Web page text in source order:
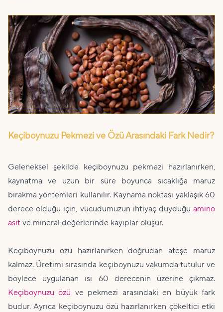
Keçiboynuzu Pekmezi ve Özü Arasındaki Fark Nedir?
Geleneksel şekilde keçiboynuzu pekmezi hazırlanırken,
kaynatma ve uzun bir süre boyunca sıcaklığa maruz
bırakma yöntemleri kullanılır. Kaynama noktası yaklaşık 60
derece olduğu için, vücudumuzun ihtiyaç duyduğu amino
asit ve mineral değerlerinde kayıplar oluşur.
Keçiboynuzu özü hazırlanırken doğrudan ateşe maruz
kalmaz. Üretimi sırasında keçiboynuzu vakumda tutulur ve
böylece uygulanan ısı 60 derecenin üzerine çıkmaz.
Keçiboynuzu özü ve pekmezi arasındaki en büyük fark
budur. Ayrıca keçiboynuzu özü hazırlanırken çökeltici etki